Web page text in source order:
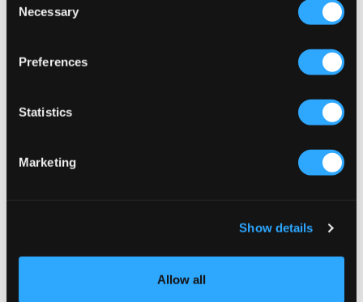
Selection
Necessary
Preferences
Statistics
Marketing
Show details
Allow all